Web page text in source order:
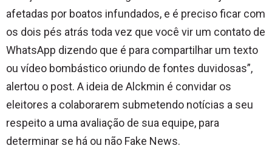
afetadas por boatos infundados, e é preciso ficar com
os dois pés atrás toda vez que você vir um contato de
WhatsApp dizendo que é para compartilhar um texto
ou vídeo bombástico oriundo de fontes duvidosas”,
alertou o post. A ideia de Alckmin é convidar os
eleitores a colaborarem submetendo notícias a seu
respeito a uma avaliação de sua equipe, para
determinar se há ou não Fake News.